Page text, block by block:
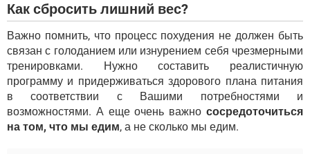
Как сбросить лишний вес?
Важно помнить, что процесс похудения не должен быть
связан с голоданием или изнурением себя чрезмерными
тренировками. Нужно составить реалистичную
программу и придерживаться здорового плана питания
в соответствии с Вашими потребностями и
возможностями. А еще очень важно сосредоточиться
на том, что мы едим, а не сколько мы едим.